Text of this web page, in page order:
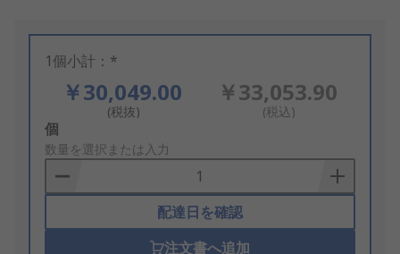
1個小計：*
￥30,049.00
(税抜)
￥33,053.90
(税込)
Add
to
Basket
個
数量を選択または入力
配達日を確認
注文書へ追加